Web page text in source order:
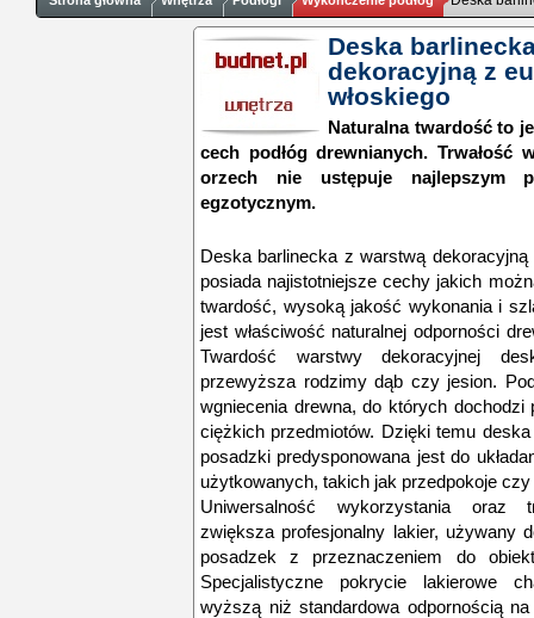
Deska
dekoracyjną z
włoskiego
Naturalna twardość to
cech podłóg drewnianych. Trwałość
orzech nie ustępuje najlepszym
egzotycznym.
Deska barlinecka z warstwą dekoracyjną
posiada najistotniejsze cechy jakich
twardość, wysoką jakość wykonania i
jest właściwość naturalnej odporności
Twardość warstwy dekoracyjnej
przewyższa rodzimy dąb czy jesion.
wgniecenia drewna, do których
ciężkich przedmiotów. Dzięki temu
posadzki predysponowana jest do
użytkowanych, takich jak przedpokoje
Uniwersalność wykorzystania oraz
zwiększa profesjonalny lakier, używany
posadzek z przeznaczeniem do
Specjalistyczne pokrycie lakierowe
wyższą niż standardowa odpornością